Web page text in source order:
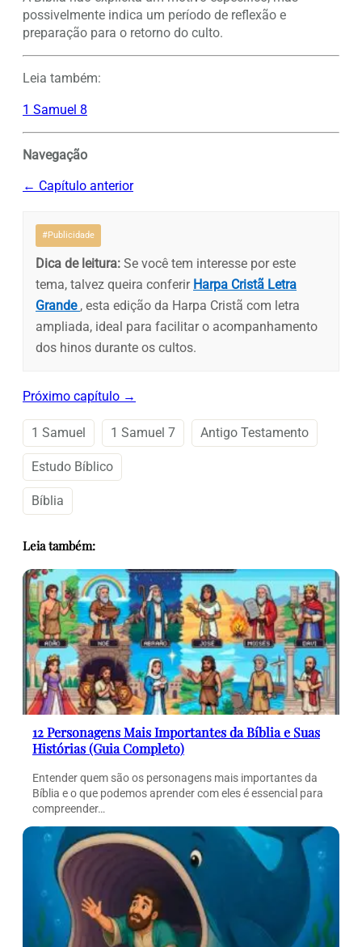
possivelmente indica um período de reflexão e
preparação para o retorno do culto.
Leia também:
1 Samuel 8
Navegação
← Capítulo anterior
#Publicidade
Dica de leitura: Se você tem interesse por este
tema, talvez queira conferir Harpa Cristã Letra
Grande , esta edição da Harpa Cristã com letra
ampliada, ideal para facilitar o acompanhamento
dos hinos durante os cultos.
Próximo capítulo →
1 Samuel 1 Samuel 7 Antigo Testamento
Estudo Bíblico
Bíblia
Leia também:
12 Personagens Mais Importantes da Bíblia e Suas
Histórias (Guia Completo)
Entender quem são os personagens mais importantes da
Bíblia e o que podemos aprender com eles é essencial para
compreender…